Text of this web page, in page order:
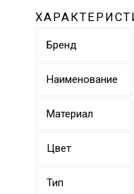
Бренд
Наименование
Материал
Цвет
Тип